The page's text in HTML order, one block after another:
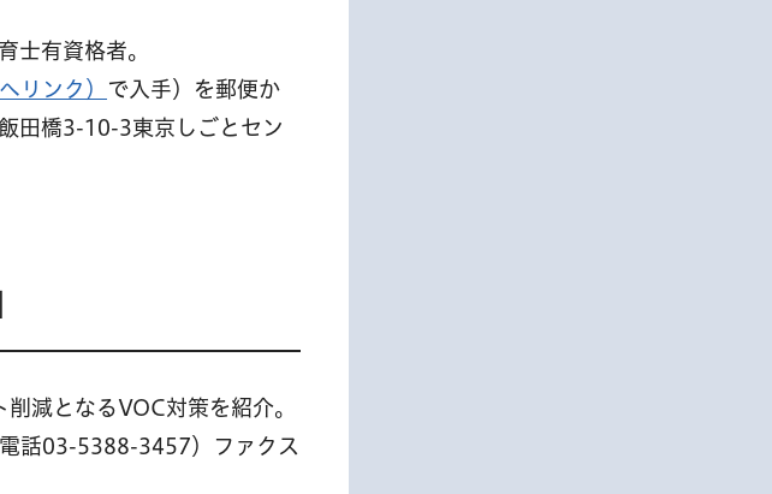
士有資格者。
リンク）
で入手）を郵便か
田橋3-10-3東京しごとセン
減となるVOC対策を紹介。
話03-5388-3457）ファクス